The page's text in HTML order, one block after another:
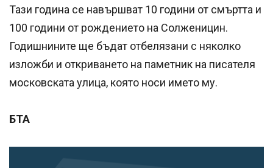
Тази година се навършват 10 години от смъртта и
100 години от рождението на Солженицин.
Годишнините ще бъдат отбелязани с няколко
изложби и откриването на паметник на писателя
московската улица, която носи името му.
БТА